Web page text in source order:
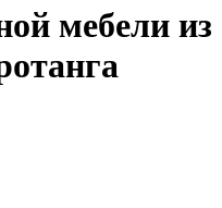
мебели из